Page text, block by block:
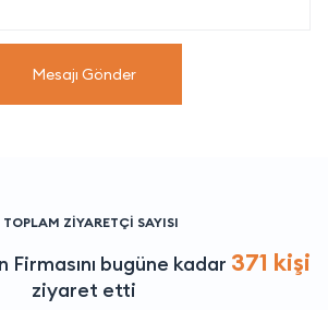
Mesajı Gönder
TOPLAM ZİYARETÇİ SAYISI
Firmasını bugüne kadar 371 kişi
ziyaret etti